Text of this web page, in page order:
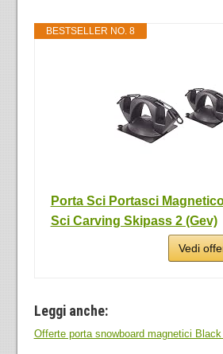
BESTSELLER NO. 8
Porta Sci Portasci
Sci Carving Skipass 2 (Gev)
Vedi
Leggi anche:
Offerte porta snowboard magnetici